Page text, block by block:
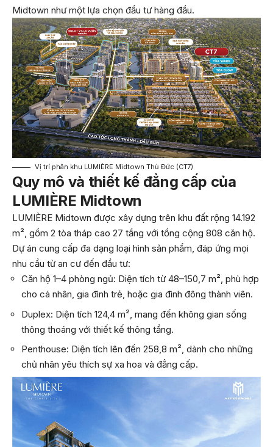
Midtown như một lựa chọn đầu tư hàng đầu.
Vị trí phân khu LUMIÈRE Midtown Thủ Đức (CT7)
Quy mô và thiết kế đẳng cấp của
LUMIÈRE Midtown
LUMIÈRE Midtown được xây dựng trên khu đất rộng 14.192
m², gồm 2 tòa tháp cao 27 tầng với tổng cộng 808 căn hộ.
Dự án cung cấp đa dạng loại hình sản phẩm, đáp ứng mọi
nhu cầu từ an cư đến đầu tư:
Căn hộ 1–4 phòng ngủ: Diện tích từ 48–150,7 m², phù hợp
cho cá nhân, gia đình trẻ, hoặc gia đình đông thành viên.
Duplex: Diện tích 124,4 m², mang đến không gian sống
thông thoáng với thiết kế thông tầng.
Penthouse: Diện tích lên đến 258,8 m², dành cho những
chủ nhân yêu thích sự xa hoa và đẳng cấp.